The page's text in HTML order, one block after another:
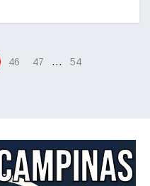
46 47 … 54